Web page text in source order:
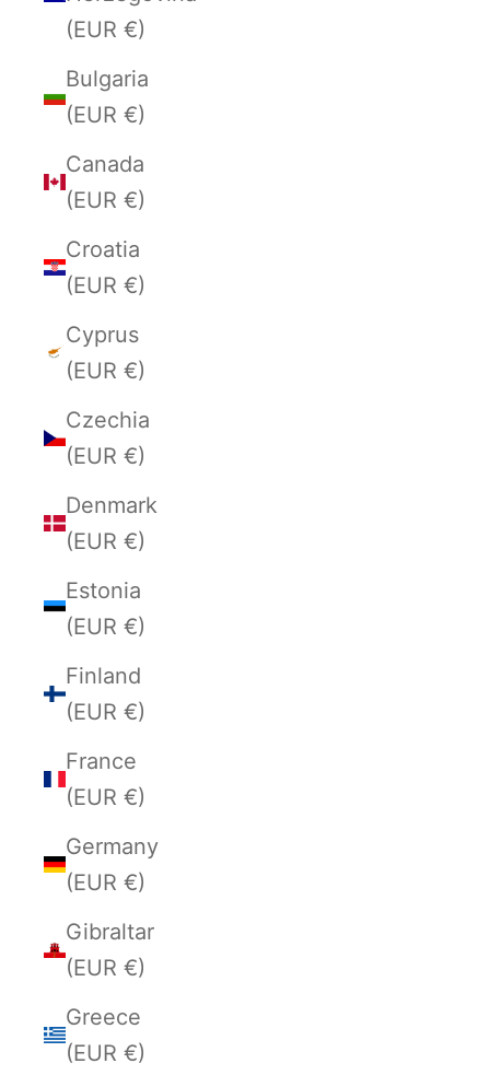
(EUR €)
Bulgaria
(EUR €)
Canada
(EUR €)
Croatia
(EUR €)
Cyprus
(EUR €)
Czechia
(EUR €)
Denmark
(EUR €)
Estonia
(EUR €)
Finland
(EUR €)
France
(EUR €)
Germany
(EUR €)
Gibraltar
(EUR €)
Greece
(EUR €)